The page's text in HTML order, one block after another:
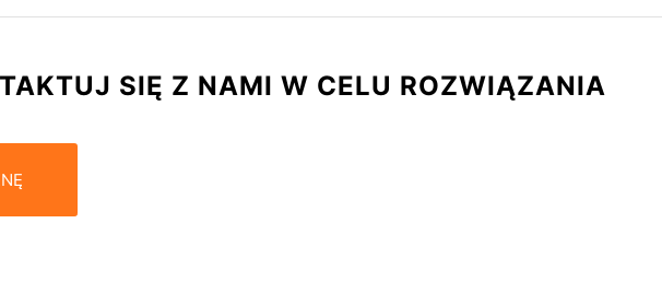
SIĘ Z NAMI W CELU ROZWIĄZANIA